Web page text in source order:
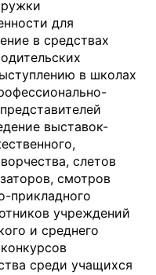
для
в средствах
в школах
выставок-
слетов
смотров
прикладного
учреждений
и среднего
среди учащихся